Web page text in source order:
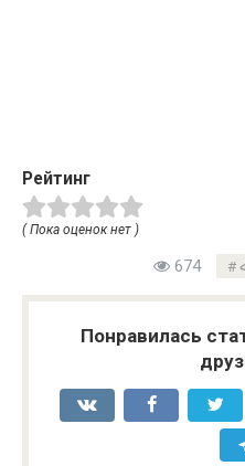
Рейтинг
( Пока оценок нет )
674
Понравилась